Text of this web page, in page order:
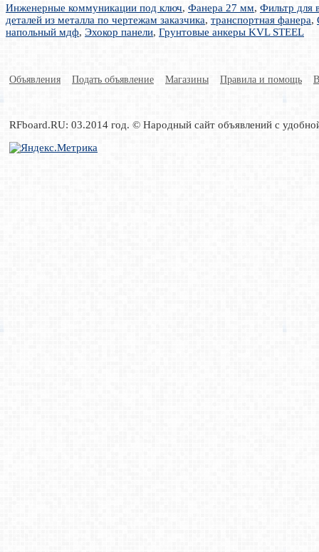
Инженерные коммуникации под ключ, Фанера 27 мм, Фильтр для
деталей из металла по чертежам заказчика, транспортная фанера,
напольный мдф, Эхокор панели, Грунтовые анкеры KVL STEEL
Объявления Подать объявление Магазины Правила и помощь
RFboard.RU: 03.2014 год. © Народный сайт объявлений с